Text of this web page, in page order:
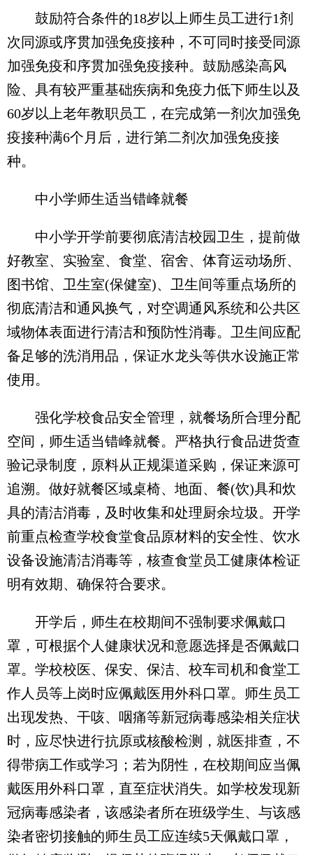
鼓励符合条件的18岁以上师生员工进行1剂
次同源或序贯加强免疫接种，不可同时接受同源
加强免疫和序贯加强免疫接种。鼓励感染高风
险、具有较严重基础疾病和免疫力低下师生以及
60岁以上老年教职员工，在完成第一剂次加强免
疫接种满6个月后，进行第二剂次加强免疫接
种。
中小学师生适当错峰就餐
中小学开学前要彻底清洁校园卫生，提前做
好教室、实验室、食堂、宿舍、体育运动场所、
图书馆、卫生室(保健室)、卫生间等重点场所的
彻底清洁和通风换气，对空调通风系统和公共区
域物体表面进行清洁和预防性消毒。卫生间应配
备足够的洗消用品，保证水龙头等供水设施正常
使用。
强化学校食品安全管理，就餐场所合理分配
空间，师生适当错峰就餐。严格执行食品进货查
验记录制度，原料从正规渠道采购，保证来源可
追溯。做好就餐区域桌椅、地面、餐(饮)具和炊
具的清洁消毒，及时收集和处理厨余垃圾。开学
前重点检查学校食堂食品原材料的安全性、饮水
设备设施清洁消毒等，核查食堂员工健康体检证
明有效期、确保符合要求。
开学后，师生在校期间不强制要求佩戴口
罩，可根据个人健康状况和意愿选择是否佩戴口
罩。学校校医、保安、保洁、校车司机和食堂工
作人员等上岗时应佩戴医用外科口罩。师生员工
出现发热、干咳、咽痛等新冠病毒感染相关症状
时，应尽快进行抗原或核酸检测，就医排查，不
得带病工作或学习；若为阴性，在校期间应当佩
戴医用外科口罩，直至症状消失。如学校发现新
冠病毒感染者，该感染者所在班级学生、与该感
染者密切接触的师生员工应连续5天佩戴口罩，